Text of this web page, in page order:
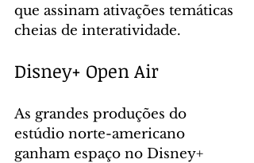
que assinam ativações temáticas
cheias de interatividade.
Disney+ Open Air
As grandes produções do
estúdio norte-americano
ganham espaço no Disney+